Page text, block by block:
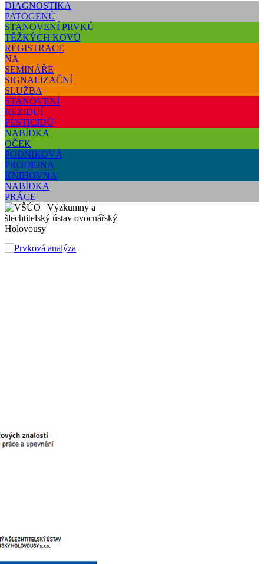
DIAGNOSTIKA
PATOGENŮ
STANOVENÍ PRVKŮ
TĚŽKÝCH KOVŮ
REGISTRACE
NA
SEMINÁŘE
SIGNALIZAČNÍ
SLUŽBA
STANOVENÍ
REZIDUÍ
PESTICIDŮ
NABÍDKA
OČEK
PODNIKOVÁ
PRODEJNA
KNIHOVNA
NABÍDKA
PRÁCE